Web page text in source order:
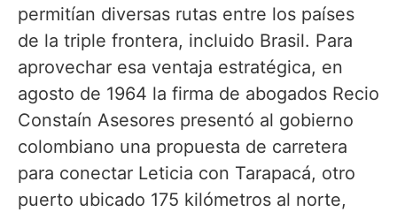
permitían diversas rutas entre los países
de la triple frontera, incluido Brasil. Para
aprovechar esa ventaja estratégica, en
agosto de 1964 la firma de abogados Recio
Constaín Asesores presentó al gobierno
colombiano una propuesta de carretera
para conectar Leticia con Tarapacá, otro
puerto ubicado 175 kilómetros al norte,